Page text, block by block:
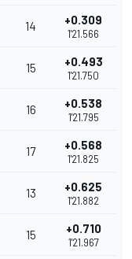
14 +0.309
1'21.566
15 +0.493
1'21.750
16 +0.538
1'21.795
17 +0.568
1'21.825
13 +0.625
1'21.882
15 +0.710
1'21.967